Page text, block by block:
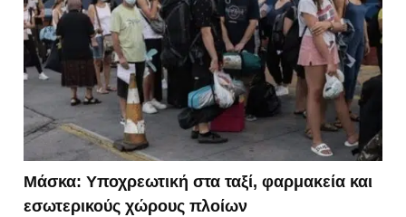
Μάσκα: Υποχρεωτική στα ταξί, φαρμακεία και
εσωτερικούς χώρους πλοίων